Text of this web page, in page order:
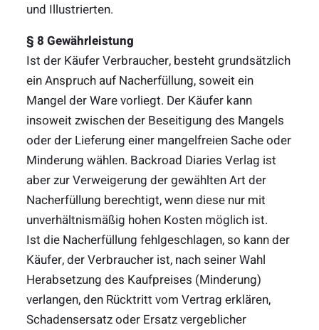
und Illustrierten.
§ 8 Gewährleistung
Ist der Käufer Verbraucher, besteht grundsätzlich
ein Anspruch auf Nacherfüllung, soweit ein
Mangel der Ware vorliegt. Der Käufer kann
insoweit zwischen der Beseitigung des Mangels
oder der Lieferung einer mangelfreien Sache oder
Minderung wählen. Backroad Diaries Verlag ist
aber zur Verweigerung der gewählten Art der
Nacherfüllung berechtigt, wenn diese nur mit
unverhältnismäßig hohen Kosten möglich ist.
Ist die Nacherfüllung fehlgeschlagen, so kann der
Käufer, der Verbraucher ist, nach seiner Wahl
Herabsetzung des Kaufpreises (Minderung)
verlangen, den Rücktritt vom Vertrag erklären,
Schadensersatz oder Ersatz vergeblicher